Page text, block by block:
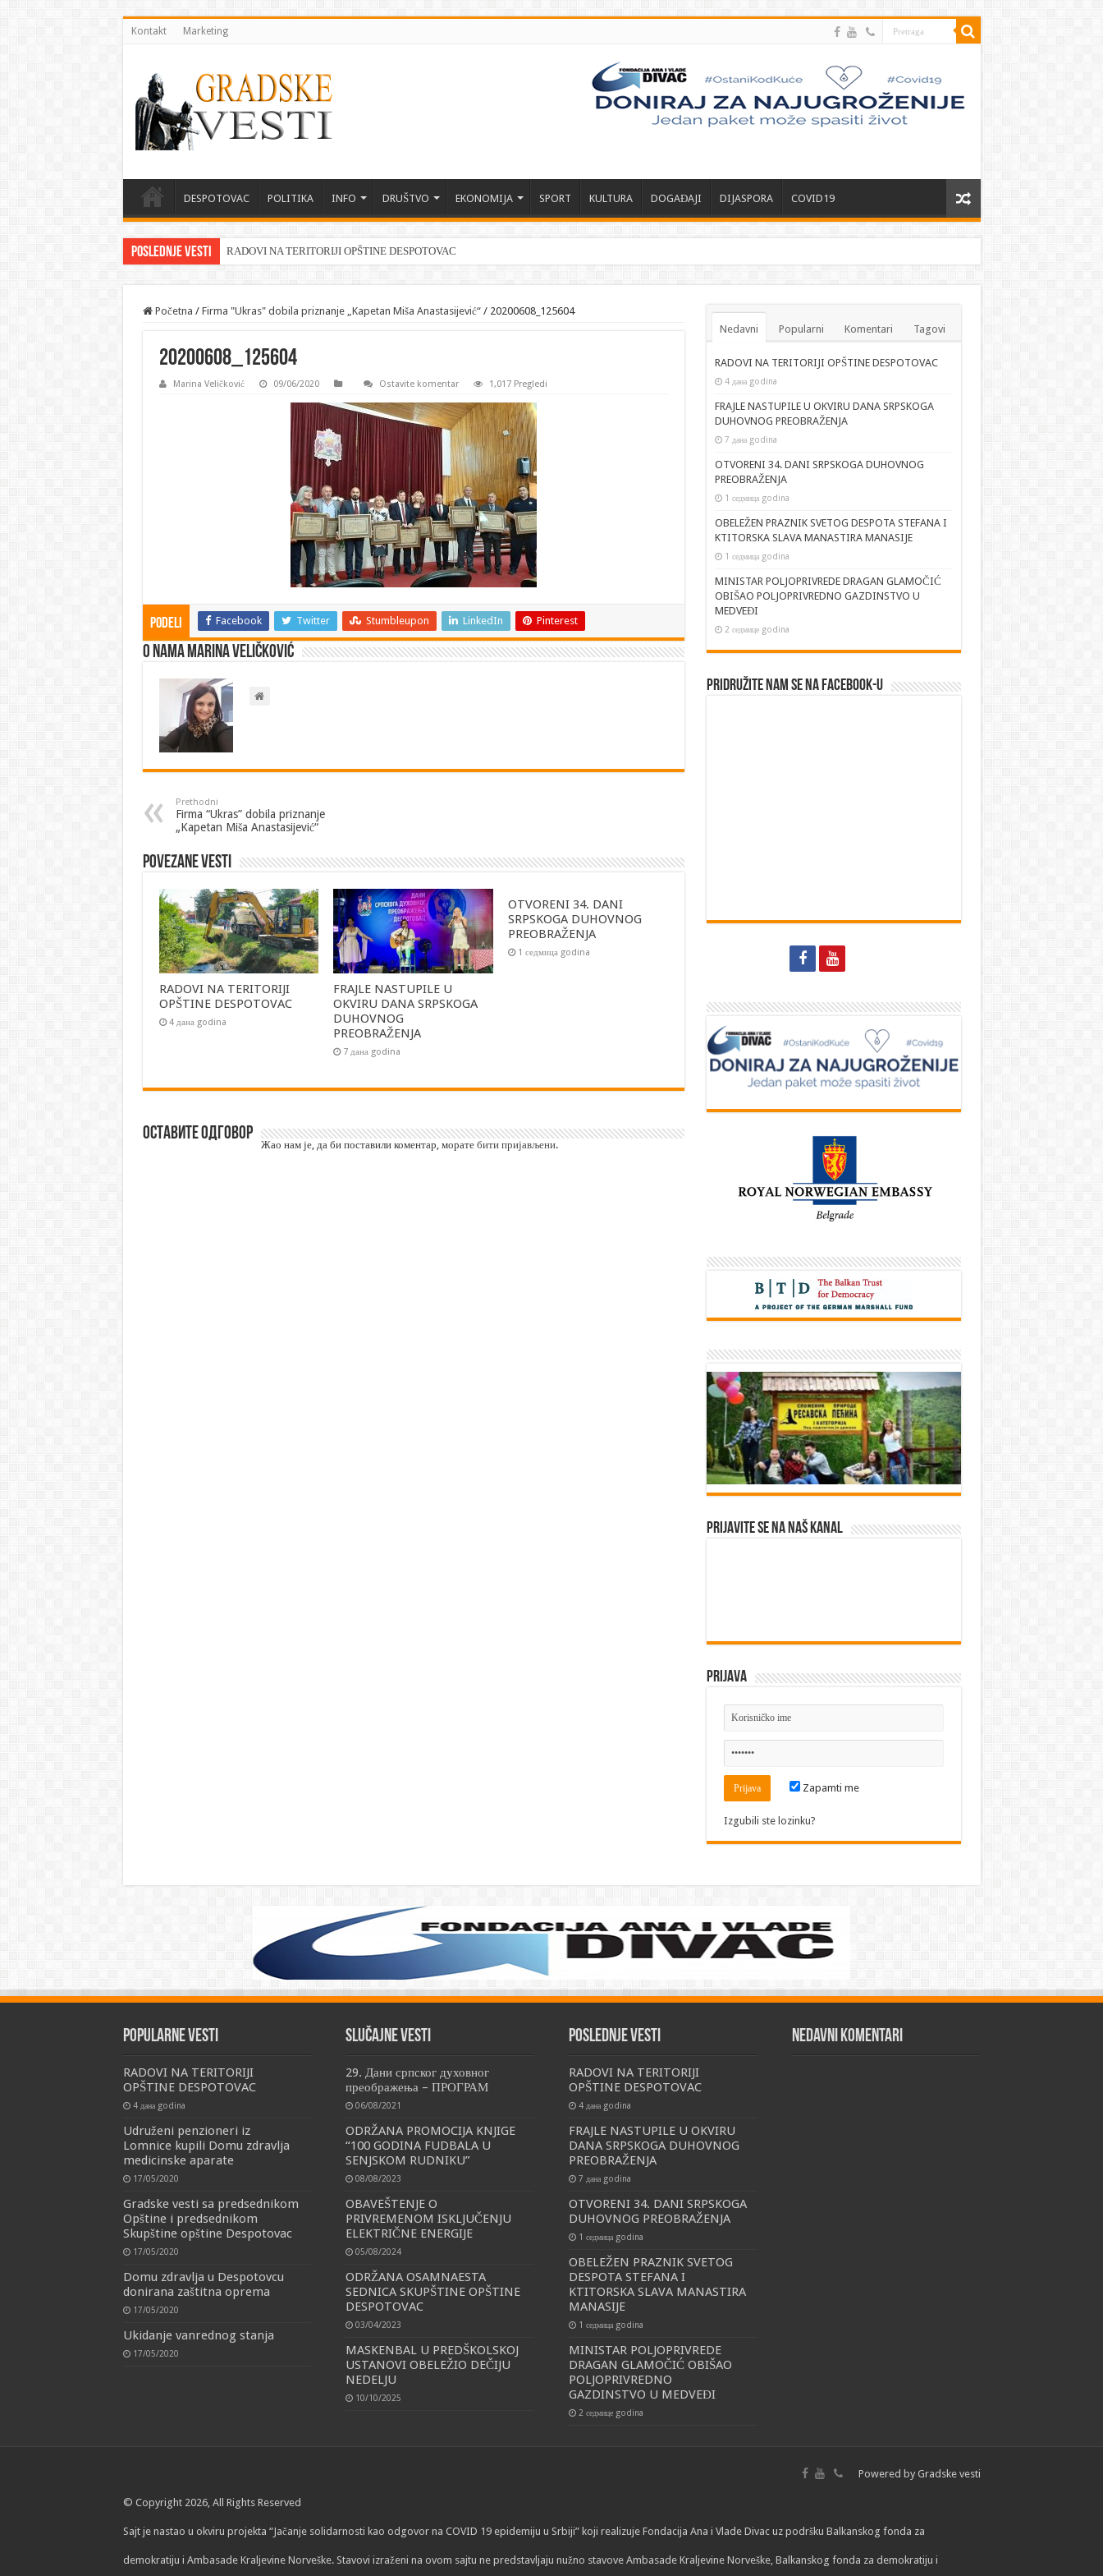
Kontakt Marketing
DESPOTOVAC POLITIKA INFO DRUŠTVO EKONOMIJA SPORT KULTURA DOGAĐAJI DIJASPORA COVID19
Poslednje vesti RADOVI NA TERITORIJI OPŠTINE DESPOTOVAC
Početna / Firma "Ukras" dobila priznanje „Kapetan Miša Anastasijević“ / 20200608_125604
20200608_125604
Marina Veličković 09/06/2020 Ostavite komentar 1,017 Pregledi
Podeli Facebook Twitter Stumbleupon LinkedIn Pinterest
O nama Marina Veličković
Prethodni
Firma “Ukras” dobila priznanje
„Kapetan Miša Anastasijević“
Povezane vesti
RADOVI NA TERITORIJI
OPŠTINE DESPOTOVAC
4 дана godina
FRAJLE NASTUPILE U
OKVIRU DANA SRPSKOGA
DUHOVNOG
PREOBRAŽENJA
7 дана godina
OTVORENI 34. DANI
SRPSKOGA DUHOVNOG
PREOBRAŽENJA
1 седмица godina
Оставите одговор
Жао нам је, да би поставили коментар, морате бити пријављени.
Nedavni Popularni Komentari Tagovi
RADOVI NA TERITORIJI OPŠTINE DESPOTOVAC
4 дана godina
FRAJLE NASTUPILE U OKVIRU DANA SRPSKOGA
DUHOVNOG PREOBRAŽENJA
7 дана godina
OTVORENI 34. DANI SRPSKOGA DUHOVNOG
PREOBRAŽENJA
1 седмица godina
OBELEŽEN PRAZNIK SVETOG DESPOTA STEFANA I
KTITORSKA SLAVA MANASTIRA MANASIJE
1 седмица godina
MINISTAR POLJOPRIVREDE DRAGAN GLAMOČIĆ
OBIŠAO POLJOPRIVREDNO GAZDINSTVO U
MEDVEĐI
2 седмице godina
Pridružite nam se na Facebook-u
Prijavite se na naš kanal
Prijava
Zapamti me
Izgubili ste lozinku?
Popularne vesti
RADOVI NA TERITORIJI
OPŠTINE DESPOTOVAC
4 дана godina
Udruženi penzioneri iz
Lomnice kupili Domu zdravlja
medicinske aparate
17/05/2020
Gradske vesti sa predsednikom
Opštine i predsednikom
Skupštine opštine Despotovac
17/05/2020
Domu zdravlja u Despotovcu
donirana zaštitna oprema
17/05/2020
Ukidanje vanrednog stanja
17/05/2020
Slučajne vesti
29. Дани српског духовног
преображења – ПРОГРАМ
06/08/2021
ODRŽANA PROMOCIJA KNJIGE
“100 GODINA FUDBALA U
SENJSKOM RUDNIKU”
08/08/2023
OBAVEŠTENJE O
PRIVREMENOM ISKLJUČENJU
ELEKTRIČNE ENERGIJE
05/08/2024
ODRŽANA OSAMNAESTA
SEDNICA SKUPŠTINE OPŠTINE
DESPOTOVAC
03/04/2023
MASKENBAL U PREDŠKOLSKOJ
USTANOVI OBELEŽIO DEČIJU
NEDELJU
10/10/2025
Poslednje vesti
RADOVI NA TERITORIJI
OPŠTINE DESPOTOVAC
4 дана godina
FRAJLE NASTUPILE U OKVIRU
DANA SRPSKOGA DUHOVNOG
PREOBRAŽENJA
7 дана godina
OTVORENI 34. DANI SRPSKOGA
DUHOVNOG PREOBRAŽENJA
1 седмица godina
OBELEŽEN PRAZNIK SVETOG
DESPOTA STEFANA I
KTITORSKA SLAVA MANASTIRA
MANASIJE
1 седмица godina
MINISTAR POLJOPRIVREDE
DRAGAN GLAMOČIĆ OBIŠAO
POLJOPRIVREDNO
GAZDINSTVO U MEDVEĐI
2 седмице godina
Nedavni komentari
Powered by Gradske vesti
© Copyright 2026, All Rights Reserved
Sajt je nastao u okviru projekta “Jačanje solidarnosti kao odgovor na COVID 19 epidemiju u Srbiji” koji realizuje Fondacija Ana i Vlade Divac uz podršku Balkanskog fonda za
demokratiju i Ambasade Kraljevine Norveške. Stavovi izraženi na ovom sajtu ne predstavljaju nužno stavove Ambasade Kraljevine Norveške, Balkanskog fonda za demokratiju i